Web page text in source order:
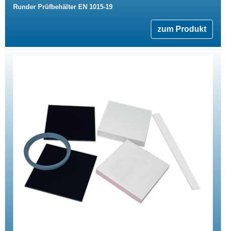
Runder Prüfbehälter EN 1015-19
zum Produkt